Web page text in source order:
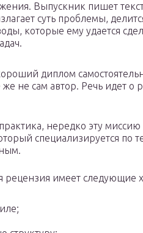
Выпускник пишет
суть проблемы,
которые ему удается
диплом
не сам автор. Речь идет
нередко эту
специализируется по
имеет следующие